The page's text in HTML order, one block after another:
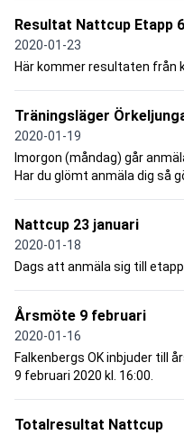
Resultat Nattcup Etapp 6
2020-01-23
Här kommer resultaten från
Träningsläger
2020-01-19
Imorgon (måndag) går
Har du glömt anmäla dig så
Nattcup 23 januari
2020-01-18
Dags att anmäla sig till
Årsmöte 9 februari
2020-01-16
Falkenbergs OK inbjuder till
9 februari 2020 kl. 16:00.
Totalresultat Nattcup